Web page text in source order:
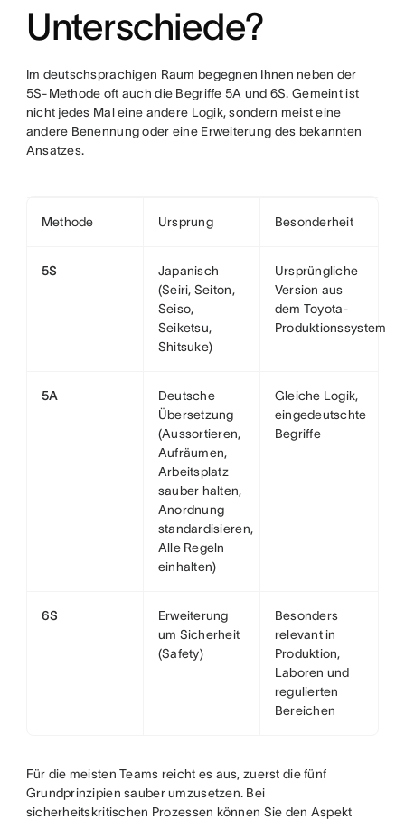
Unterschiede?
Im deutschsprachigen Raum begegnen Ihnen neben der
5S-Methode oft auch die Begriffe 5A und 6S. Gemeint ist
nicht jedes Mal eine andere Logik, sondern meist eine
andere Benennung oder eine Erweiterung des bekannten
Ansatzes.
Methode Ursprung Besonderheit
5S
Japanisch
(Seiri, Seiton,
Seiso,
Seiketsu,
Shitsuke)
Ursprüngliche
Version aus
dem Toyota-
Produktionssystem
5A
Deutsche
Übersetzung
(Aussortieren,
Aufräumen,
Arbeitsplatz
sauber halten,
Anordnung
standardisieren,
Alle Regeln
einhalten)
Gleiche Logik,
eingedeutschte
Begriffe
6S
Erweiterung
um Sicherheit
(Safety)
Besonders
relevant in
Produktion,
Laboren und
regulierten
Bereichen
Für die meisten Teams reicht es aus, zuerst die fünf
Grundprinzipien sauber umzusetzen. Bei
sicherheitskritischen Prozessen können Sie den Aspekt